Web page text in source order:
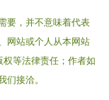
要，并不意味着代表
网站或个人从本网站
权等法律责任；作者如
们接洽。